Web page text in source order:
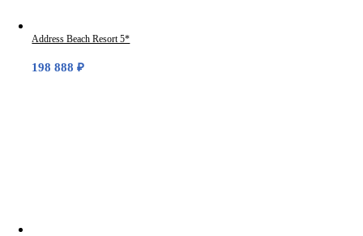
Address Beach Resort 5*
198 888₽